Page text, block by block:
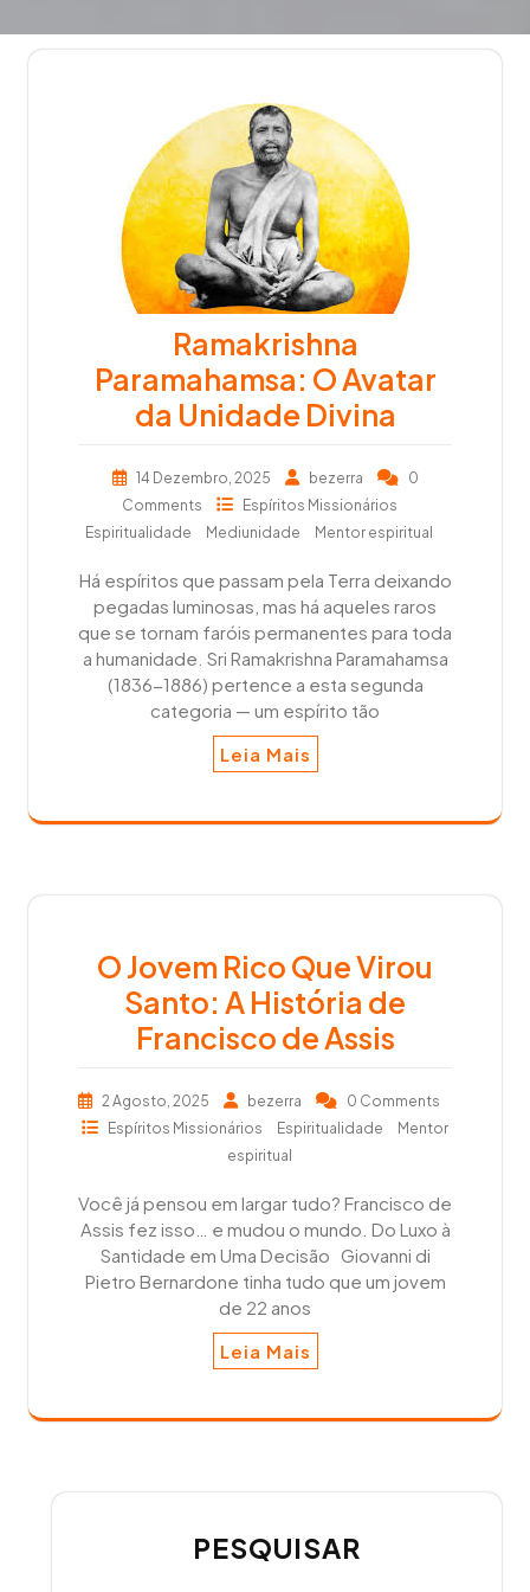
Ramakrishna
Paramahamsa: O Avatar
da Unidade Divina
14 Dezembro, 2025 bezerra
0
Comments
Espíritos Missionários
Espiritualidade
Mediunidade Mentor espiritual
Há espíritos que passam pela Terra deixando
pegadas luminosas, mas há aqueles raros
que se tornam faróis permanentes para toda
a humanidade. Sri Ramakrishna Paramahamsa
(1836-1886) pertence a esta segunda
categoria — um espírito tão
Leia Mais
O Jovem Rico Que Virou
Santo: A História de
Francisco de Assis
2 Agosto, 2025 bezerra
0 Comments
Espíritos Missionários
Espiritualidade
Mentor
espiritual
Você já pensou em largar tudo? Francisco de
Assis fez isso… e mudou o mundo. Do Luxo à
Santidade em Uma Decisão Giovanni di
Pietro Bernardone tinha tudo que um jovem
de 22 anos
Leia Mais
PESQUISAR